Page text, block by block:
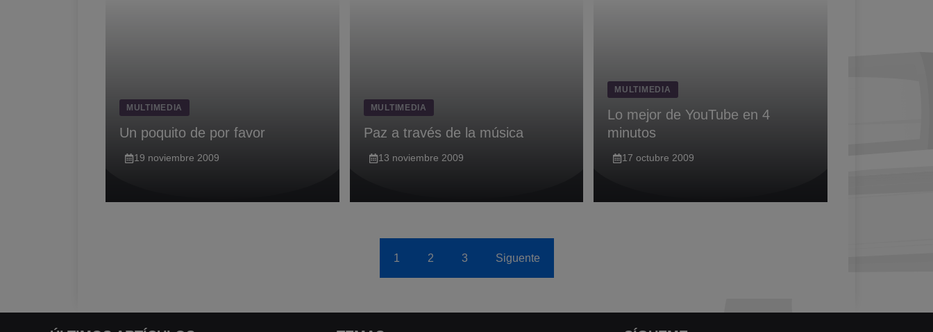
MULTIMEDIA
Un poquito de por favor
19 noviembre 2009
MULTIMEDIA
Paz a través de la música
13 noviembre 2009
MULTIMEDIA
Lo mejor de YouTube en 4
minutos
17 octubre 2009
1 2 3 Siguente